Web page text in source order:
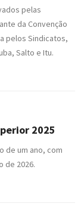
pelas
da Convenção
pelos Sindicatos,
Salto e Itu.
2025
de um ano, com
de 2026.